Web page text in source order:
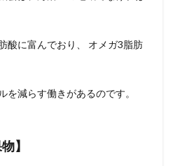
酸に富んでおり、 オメガ3脂肪
を減らす働きがあるのです。
】